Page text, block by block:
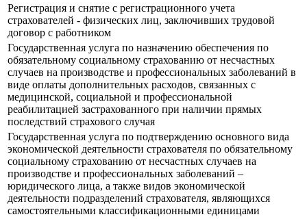
Регистрация и снятие с регистрационного учета
страхователей - физических лиц, заключивших трудовой
договор с работником
Государственная услуга по назначению обеспечения по
обязательному социальному страхованию от несчастных
случаев на производстве и профессиональных заболеваний в
виде оплаты дополнительных расходов, связанных с
медицинской, социальной и профессиональной
реабилитацией застрахованного при наличии прямых
последствий страхового случая
Государственная услуга по подтверждению основного вида
экономической деятельности страхователя по обязательному
социальному страхованию от несчастных случаев на
производстве и профессиональных заболеваний –
юридического лица, а также видов экономической
деятельности подразделений страхователя, являющихся
самостоятельными классификационными единицами